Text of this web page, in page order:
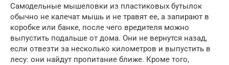
Самодельные мышеловки из пластиковых бутылок
обычно не калечат мышь и не травят ее, а запирают в
коробке или банке, после чего вредителя можно
выпустить подальше от дома. Они не вернутся назад,
если отвезти за несколько километров и выпустить в
лесу: они найдут пропитание ближе. Кроме того,